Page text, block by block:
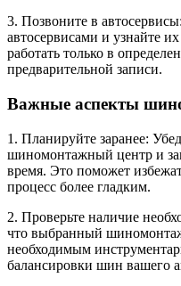
3. Позвоните в
автосервисами и узнайте
работать только в
предварительной записи.
Важные аспекты
1. Планируйте заранее:
шиномонтажный центр и
время. Это поможет
процесс более гладким.
2. Проверьте наличие
что выбранный
необходимым
балансировки шин вашего